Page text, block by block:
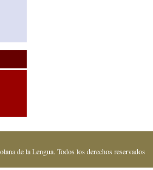
de la Lengua. Todos los derechos reservados